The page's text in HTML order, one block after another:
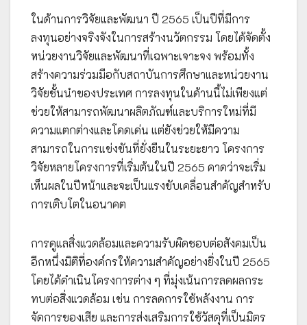
ในด้านการวิจัยและพัฒนา ปี 2565 เป็นปีที่มีการ
ลงทุนอย่างจริงจังในการสร้างนวัตกรรม โดยได้จัดตั้ง
หน่วยงานวิจัยและพัฒนาที่เฉพาะเจาะจง พร้อมทั้ง
สร้างความร่วมมือกับสถาบันการศึกษาและหน่วยงาน
วิจัยชั้นนำของประเทศ การลงทุนในด้านนี้ไม่เพียงแต่
ช่วยให้สามารถพัฒนาผลิตภัณฑ์และบริการใหม่ที่มี
ความแตกต่างและโดดเด่น แต่ยังช่วยให้มีความ
สามารถในการแข่งขันที่ยั่งยืนในระยะยาว โครงการ
วิจัยหลายโครงการที่เริ่มต้นในปี 2565 คาดว่าจะเริ่ม
เห็นผลในปีหน้าและจะเป็นแรงขับเคลื่อนสำคัญสำหรับ
การเติบโตในอนาคต
การดูแลสิ่งแวดล้อมและความรับผิดชอบต่อสังคมเป็น
อีกหนึ่งมิติที่องค์กรให้ความสำคัญอย่างยิ่งในปี 2565
โดยได้ดำเนินโครงการต่าง ๆ ที่มุ่งเน้นการลดผลกระ
ทบต่อสิ่งแวดล้อม เช่น การลดการใช้พลังงาน การ
จัดการของเสีย และการส่งเสริมการใช้วัสดุที่เป็นมิตร